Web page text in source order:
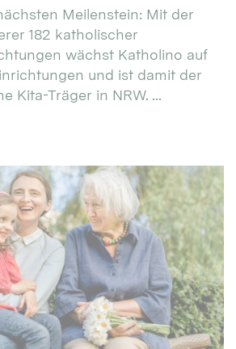
Meilenstein: Mit der
182 katholischer
wächst Katholino auf
und ist damit der
Kita-Träger in NRW. ...